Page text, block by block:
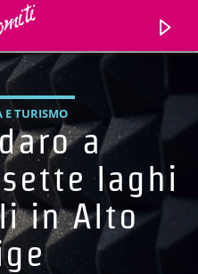
TURISMO
a
laghi
in Alto